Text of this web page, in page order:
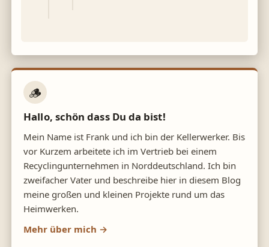
🪵
Hallo, schön dass Du da bist!
Mein Name ist Frank und ich bin der Kellerwerker. Bis
vor Kurzem arbeitete ich im Vertrieb bei einem
Recyclingunternehmen in Norddeutschland. Ich bin
zweifacher Vater und beschreibe hier in diesem Blog
meine großen und kleinen Projekte rund um das
Heimwerken.
Mehr über mich →